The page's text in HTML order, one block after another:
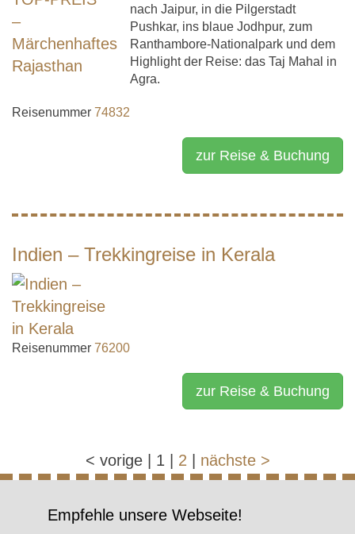
nach Jaipur, in die Pilgerstadt
Pushkar, ins blaue Jodhpur, zum
Ranthambore-Nationalpark und dem
Highlight der Reise: das Taj Mahal in
Agra.
Reisenummer 74832
zur Reise & Buchung
Indien – Trekkingreise in Kerala
Reisenummer 76200
zur Reise & Buchung
< vorige 1 2 nächste >
Empfehle unsere Webseite!